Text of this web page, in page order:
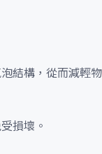
結構，從而減輕
損壞。